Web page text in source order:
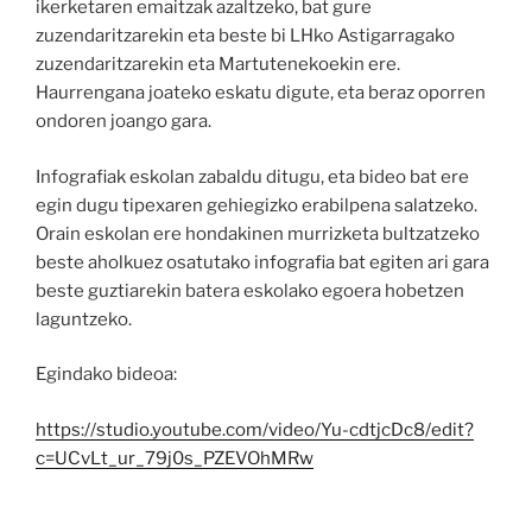
ikerketaren emaitzak azaltzeko, bat gure
zuzendaritzarekin eta beste bi LHko Astigarragako
zuzendaritzarekin eta Martutenekoekin ere.
Haurrengana joateko eskatu digute, eta beraz oporren
ondoren joango gara.
Infografiak eskolan zabaldu ditugu, eta bideo bat ere
egin dugu tipexaren gehiegizko erabilpena salatzeko.
Orain eskolan ere hondakinen murrizketa bultzatzeko
beste aholkuez osatutako infografia bat egiten ari gara
beste guztiarekin batera eskolako egoera hobetzen
laguntzeko.
Egindako bideoa:
https://studio.youtube.com/video/Yu-cdtjcDc8/edit?
c=UCvLt_ur_79j0s_PZEVOhMRw